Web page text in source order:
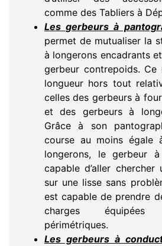
comme des Tabliers à
Les gerbeurs à
permet de mutualiser la
à longerons encadrants
gerbeur contrepoids.
longueur hors tout
celles des gerbeurs à
et des gerbeurs à
Grâce à son
course au moins égale
longerons, le gerbeur
capable d’aller
sur une lisse sans
est capable de prendre
charges
périmétriques.
Les gerbeurs à